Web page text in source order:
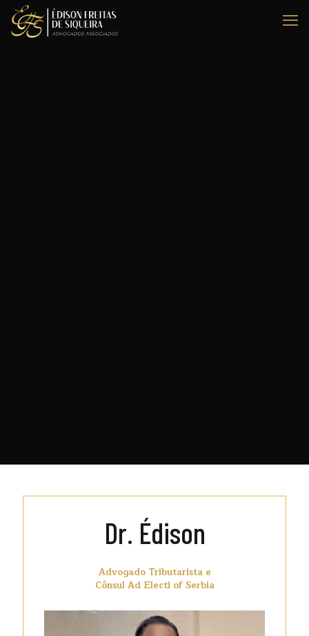
Dr. Édison
Advogado Tributarista e
Cônsul Ad Electi of Serbia